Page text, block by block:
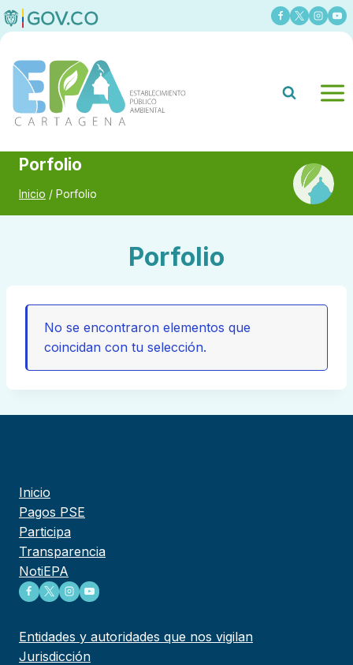
Saltar
al
Porfolio
Inicio / Porfolio
Porfolio
No se encontraron elementos que
coincidan con tu selección.
Inicio
Pagos PSE
Participa
Transparencia
NotiEPA
Entidades y autoridades que nos vigilan
Jurisdicción